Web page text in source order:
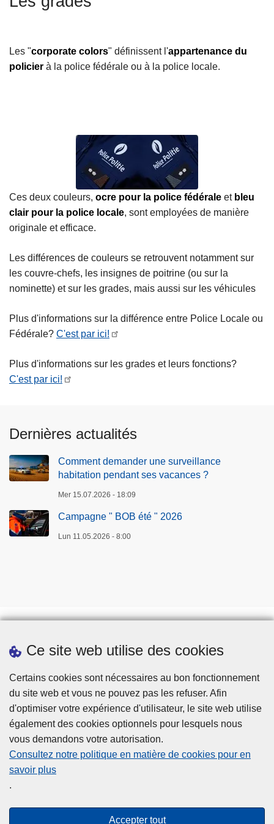
Ce site web utilise des cookies
Certains cookies sont nécessaires au bon fonctionnement
du site web et vous ne pouvez pas les refuser. Afin
d'optimiser votre expérience d'utilisateur, le site web utilise
également des cookies optionnels pour lesquels nous
vous demandons votre autorisation.
Consultez notre politique en matière de cookies pour en
savoir plus
.
Accepter tout
Les "corporate colors" définissent l'appartenance du
policier à la police fédérale ou à la police locale.
Ces deux couleurs, ocre pour la police fédérale et bleu
clair pour la police locale, sont employées de manière
originale et efficace.
Les différences de couleurs se retrouvent notamment sur
les couvre-chefs, les insignes de poitrine (ou sur la
nominette) et sur les grades, mais aussi sur les véhicules
Plus d'informations sur la différence entre Police Locale ou
Fédérale? C'est par ici!
Plus d'informations sur les grades et leurs fonctions?
C'est par ici!
Dernières actualités
Comment demander une surveillance
habitation pendant ses vacances ?
Mer 15.07.2026 - 18:09
Campagne " BOB été " 2026
Lun 11.05.2026 - 8:00
Prendre rendez-vous
Téléchargements